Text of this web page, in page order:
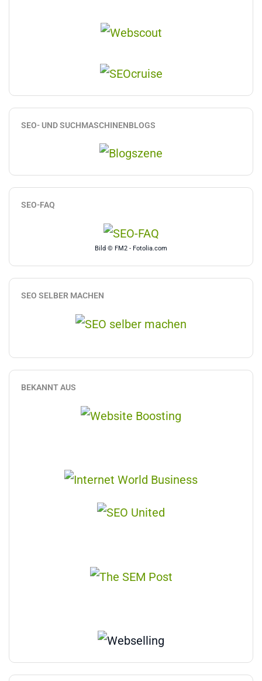
SEO- UND SUCHMASCHINENBLOGS
SEO-FAQ
Bild © FM2 - Fotolia.com
SEO SELBER MACHEN
BEKANNT AUS